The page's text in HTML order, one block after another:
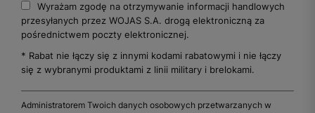
Wyrażam zgodę na otrzymywanie informacji handlowych
przesyłanych przez WOJAS S.A. drogą elektroniczną za
pośrednictwem poczty elektronicznej.
* Rabat nie łączy się z innymi kodami rabatowymi i nie łączy
się z wybranymi produktami z linii military i brelokami.
Administratorem Twoich danych osobowych przetwarzanych w